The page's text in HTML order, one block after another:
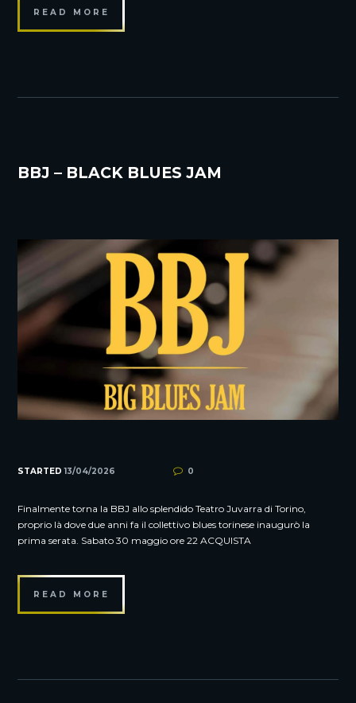
READ MORE
BBJ – BLACK BLUES JAM
STARTED13/04/2026 0
Finalmente torna la BBJ allo splendido Teatro Juvarra di Torino,
proprio là dove due anni fa il collettivo blues torinese inaugurò la
prima serata. Sabato 30 maggio ore 22 ACQUISTA
READ MORE